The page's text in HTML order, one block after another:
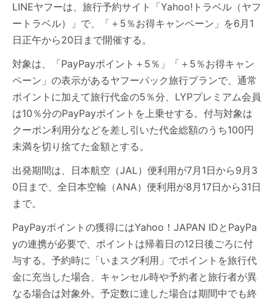
LINEヤフーは、旅行予約サイト「Yahoo!トラベル（ヤフ
ートラベル）」で、「＋5％お得キャンペーン」を6月1
日正午から20日まで開催する。
対象は、「PayPayポイント＋5％」「＋5％お得キャン
ペーン」の表示があるヤフーパック旅行プランで、通常
ポイントに加えて旅行代金の5％分、LYPプレミアム会員
は10％分のPayPayポイントを上乗せする。付与対象は
クーポン利用分などを差し引いた代金総額のうち100円
未満を切り捨てた金額とする。
出発期間は、日本航空（JAL）便利用が7月1日から9月3
0日まで、全日本空輸（ANA）便利用が8月17日から31日
まで。
PayPayポイントの獲得にはYahoo！JAPAN IDとPayPa
yの連携が必要で、ポイントは帰着日の12日後ごろに付
与する。予約時に「いまスグ利用」でポイントを旅行代
金に充当した場合、キャンセル時や予約者と旅行者が異
なる場合は対象外。予定数に達した場合は期間中でも終